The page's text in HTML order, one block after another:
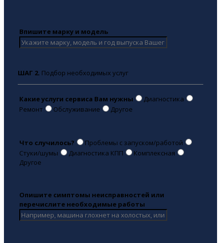
Впишите марку и модель
ШАГ 2. Подбор необходимых услуг
Какие услуги сервиса Вам нужны
Диагностика
Ремонт
Обслуживание Другое
Что случилось?
Проблемы с запуском/работой
Стуки/шумы
Диагностика КПП
Комплексная
Другое
Опишите симптомы неисправностей или
перечислите необходимые работы